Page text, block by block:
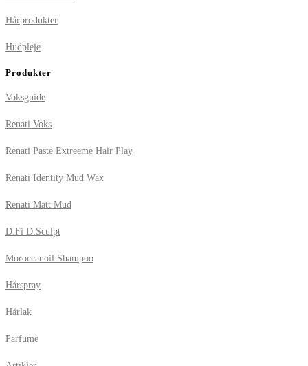
Hårprodukter
Hudpleje
Produkter
Voksguide
Renati Voks
Renati Paste Extreeme Hair Play
Renati Identity Mud Wax
Renati Matt Mud
D:Fi D:Sculpt
Moroccanoil Shampoo
Hårspray
Hårlak
Parfume